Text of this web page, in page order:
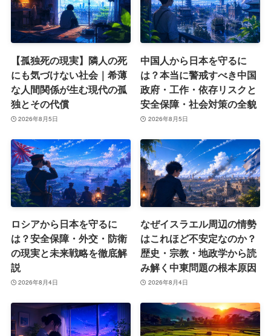
【孤独死の現実】隣人の死
にも気づけない社会｜希薄
な人間関係が生む現代の孤
独とその代償
2026年8月5日
中国人から日本を守るに
は？本当に警戒すべき中国
政府・工作・依存リスクと
安全保障・社会対策の全貌
2026年8月5日
ロシアから日本を守るに
は？安全保障・外交・防衛
の現実と未来戦略を徹底解
説
2026年8月4日
なぜイスラエル周辺の情勢
はこれほど不安定なのか？
歴史・宗教・地政学から読
み解く中東問題の根本原因
2026年8月4日